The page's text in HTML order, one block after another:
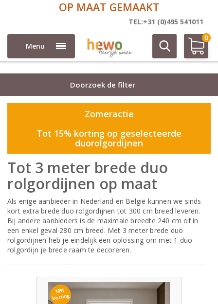
OP MAAT GEMAAKT
TEL:+31 (0)495 541011
Menu
0
Duo rolgordijnen
Doorzoek de filter
Zomeractie
Tot 15% korting op geselecteerde
duorolgordijnen
Tot 3 meter brede duo
rolgordijnen op maat
Als enige aanbieder in Nederland en België kunnen we sinds
kort extra brede duo rolgordijnen tot 300 cm breed leveren.
Bij andere aanbieders is de maximale breedte 240 cm of in
een enkel geval 280 cm breed. Met 3 meter brede duo
rolgordijnen heb je eindelijk een oplossing om met 1 duo
rolgordijn je brede raam te decoreren.
10%
korting